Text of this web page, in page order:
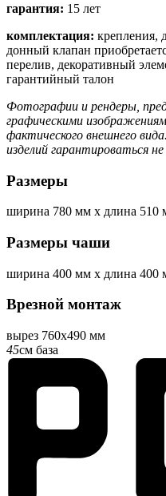
гарантия: 15 лет
комплектация: крепления,
донный клапан
перелив, декоративный
гарантийный талон
Фотографии и рендеры,
графическими
фактического внешнего
изделий гарантироваться
Размеры
ширина 780 мм x длина 510
Размеры чаши
ширина 400 мм x длина 400
Врезной монтаж
вырез 760x490 мм
45см база